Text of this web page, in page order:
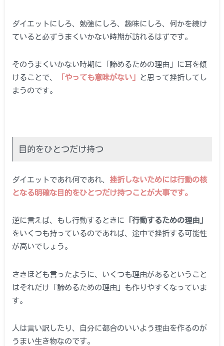
ダイエットにしろ、勉強にしろ、趣味にしろ、何かを続け
ていると必ずうまくいかない時期が訪れるはずです。
そのうまくいかない時期に「諦めるための理由」に耳を傾
けることで、
「やっても意味がない」
と思って挫折してし
まうのです。
目的をひとつだけ持つ
ダイエットであれ何であれ、 挫折しないためには行動の核
となる明確な目的をひとつだけ持つことが大事です。
逆に言えば、もし行動するときに 「行動するための理由」
をいくつも持っているのであれば、途中で挫折する可能性
が高いでしょう。
さきほども言ったように、いくつも理由があるということ
はそれだけ「諦めるための理由」も作りやすくなっていま
す。
人は言い訳したり、自分に都合のいいよう理由を作るのが
うまい生き物なのです。